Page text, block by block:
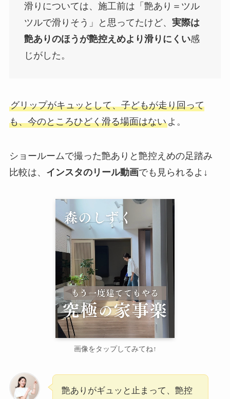
滑りについては、施工前は「艶あり＝ツル
ツルで滑りそう」と思ってたけど、 実際は
艶ありのほうが艶控えめより滑りにくい感
じがした。
グリップがキュッとして、子どもが走り回って
も、今のところひどく滑る場面はないよ。
ショールームで撮った艶ありと艶控えめの足踏み
比較は、 インスタのリール動画でも見られるよ↓
画像をタップしてみてね↑
艶ありがギュッと止まって、艶控